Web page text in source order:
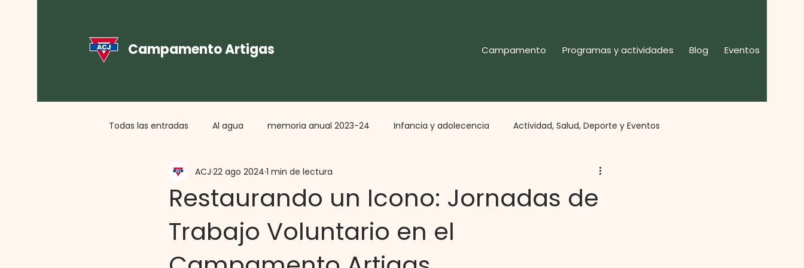
Campamento Artigas Campamento Programas y actividades Blog Eventos
Todas las entradas Al agua memoria anual 2023-24 Infancia y adolecencia Actividad, Salud, Deporte y Eventos
Cultura, Cristianismo y Comunidad Campamento y Aire Libre
Dimensión Nacional e Internacion Obras, Remodelaciones, Equipamiento
Restaurando un Icono: Jornadas de
Trabajo Voluntario en el
ACJ 22 ago 2024 1 min de lectura